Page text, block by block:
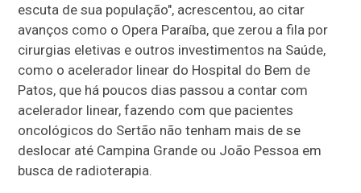
escuta de sua população", acrescentou, ao citar
avanços como o Opera Paraíba, que zerou a fila por
cirurgias eletivas e outros investimentos na Saúde,
como o acelerador linear do Hospital do Bem de
Patos, que há poucos dias passou a contar com
acelerador linear, fazendo com que pacientes
oncológicos do Sertão não tenham mais de se
deslocar até Campina Grande ou João Pessoa em
busca de radioterapia.